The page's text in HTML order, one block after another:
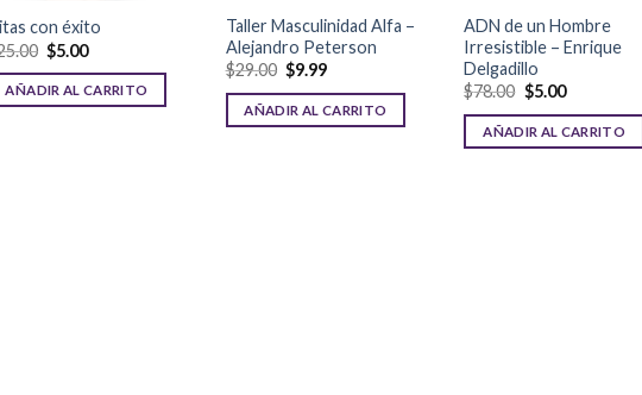
con éxito
$5.00
AÑADIR AL CARRITO
Taller Masculinidad Alfa –
Alejandro Peterson
$29.00 $9.99
AÑADIR AL CARRITO
ADN de un Hombre
Irresistible – Enrique
Delgadillo
$78.00 $5.00
AÑADIR AL CARRITO